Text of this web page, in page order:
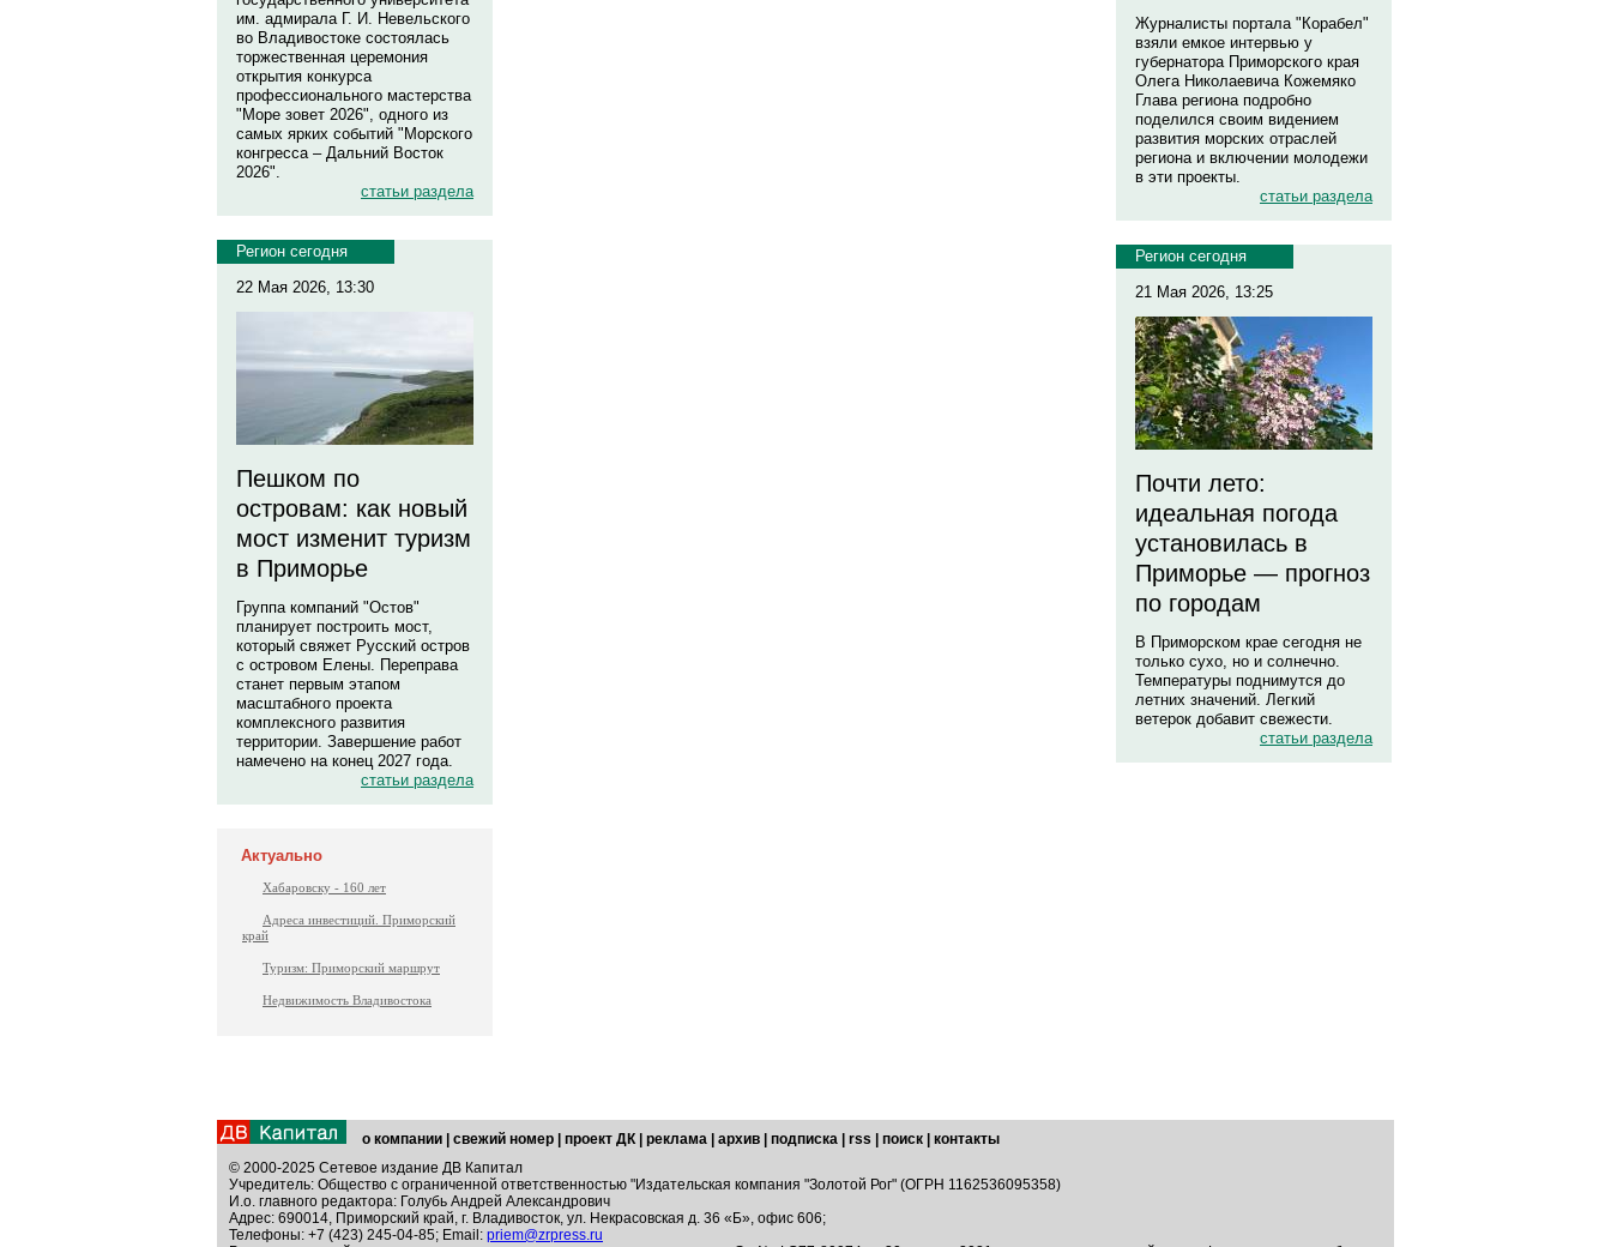
им. адмирала Г. И. Невельского
во Владивостоке состоялась
торжественная церемония
открытия конкурса
профессионального мастерства
"Море зовет 2026", одного из
самых ярких событий "Морского
конгресса – Дальний Восток
2026".
статьи раздела
Регион сегодня
22 Мая 2026, 13:30
Пешком по
островам: как новый
мост изменит туризм
в Приморье
Группа компаний "Остов"
планирует построить мост,
который свяжет Русский остров
с островом Елены. Переправа
станет первым этапом
масштабного проекта
комплексного развития
территории. Завершение работ
намечено на конец 2027 года.
статьи раздела
Актуально
Хабаровску - 160 лет
Адреса инвестиций. Приморский
край
Туризм: Приморский маршрут
Недвижимость Владивостока
Журналисты портала "Корабел"
взяли емкое интервью у
губернатора Приморского края
Олега Николаевича Кожемяко
Глава региона подробно
поделился своим видением
развития морских отраслей
региона и включении молодежи
в эти проекты.
статьи раздела
Регион сегодня
21 Мая 2026, 13:25
Почти лето:
идеальная погода
установилась в
Приморье — прогноз
по городам
В Приморском крае сегодня не
только сухо, но и солнечно.
Температуры поднимутся до
летних значений. Легкий
ветерок добавит свежести.
статьи раздела
о компании свежий номер проект ДК реклама архив подписка rss поиск
контакты
© 2000-2025 Сетевое издание ДВ Капитал
Учредитель: Общество с ограниченной ответственностью "Издательская компания "Золотой Рог" (ОГРН 1162536095358)
И.о. главного редактора: Голубь Андрей Александрович
Адрес: 690014, Приморский край, г. Владивосток, ул. Некрасовская д. 36 «Б», офис 606;
Телефоны: +7 (423) 245-04-85; Email: priem@zrpress.ru